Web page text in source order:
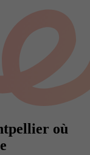
où